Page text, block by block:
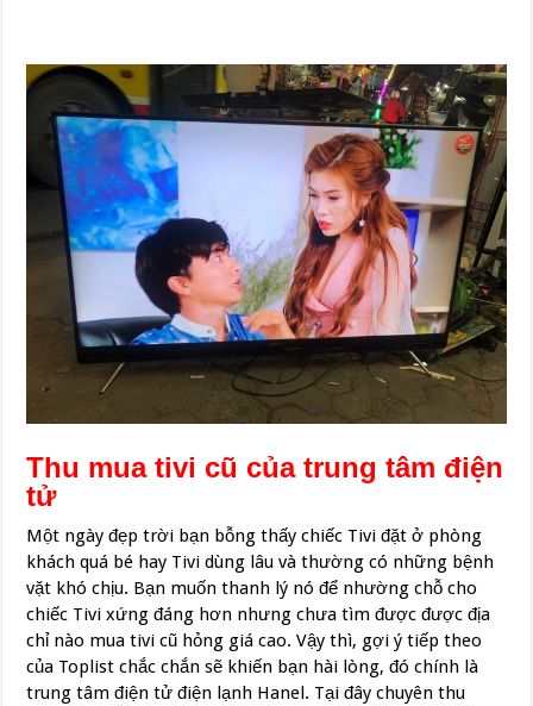
Thu mua tivi cũ của trung tâm điện
tử
Một ngày đẹp trời bạn bỗng thấy chiếc Tivi đặt ở phòng
khách quá bé hay Tivi dùng lâu và thường có những bệnh
vặt khó chịu. Bạn muốn thanh lý nó để nhường chỗ cho
chiếc Tivi xứng đáng hơn nhưng chưa tìm được được địa
chỉ nào mua tivi cũ hỏng giá cao. Vậy thì, gợi ý tiếp theo
của Toplist chắc chắn sẽ khiến bạn hài lòng, đó chính là
trung tâm điện tử điện lạnh Hanel. Tại đây chuyên thu